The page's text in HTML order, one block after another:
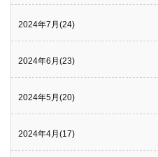
2024年7月(24)
2024年6月(23)
2024年5月(20)
2024年4月(17)